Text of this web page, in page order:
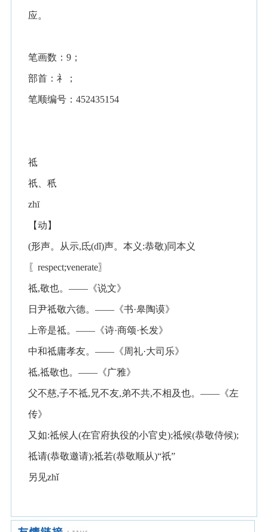
应。
笔画数：9；
部首：礻；
笔顺编号：452435154
祗
祇、秖
zhī
【动】
(形声。从示,氐(dǐ)声。本义:恭敬)同本义
〖respect;venerate〗
祗,敬也。——《说文》
日尹祗敬六德。——《书·皋陶谟》
上帝是祗。——《诗·商颂·长发》
中和祗庸孝友。——《周礼·大司乐》
祗,祗敬也。——《广雅》
父不慈,子不祗,兄不友,弟不共,不相及也。——《左
传》
又如:祗候人(在官府执役的小官史);祗候(恭敬侍候);
祗请(恭敬邀请);祗若(恭敬顺从)“祇”
另见zhǐ